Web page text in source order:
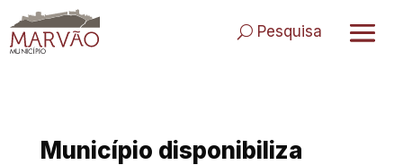
to
content
Pesquisa
Município disponibiliza